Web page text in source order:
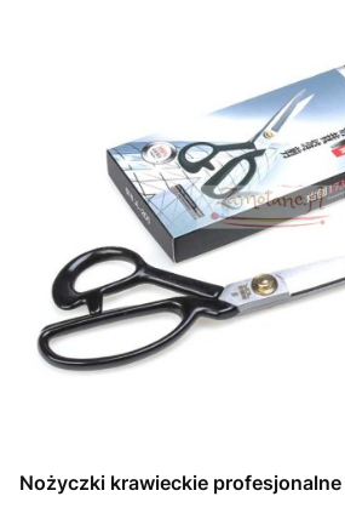
Nożyczki krawieckie profesjonalne